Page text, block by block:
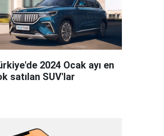
2024 Ocak ayı en
satılan SUV'lar